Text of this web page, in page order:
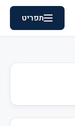
תפריט